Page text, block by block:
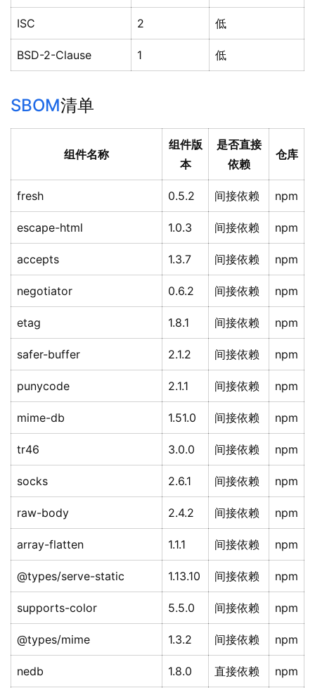
ISC 2 低
BSD-2-Clause 1 低
SBOM清单
组件名称
组件版
本
是否直接
依赖
仓库
fresh 0.5.2 间接依赖 npm
escape-html 1.0.3 间接依赖 npm
accepts 1.3.7 间接依赖 npm
negotiator 0.6.2 间接依赖 npm
etag 1.8.1 间接依赖 npm
safer-buffer 2.1.2 间接依赖 npm
punycode 2.1.1 间接依赖 npm
mime-db 1.51.0 间接依赖 npm
tr46 3.0.0 间接依赖 npm
socks 2.6.1 间接依赖 npm
raw-body 2.4.2 间接依赖 npm
array-flatten 1.1.1 间接依赖 npm
@types/serve-static 1.13.10 间接依赖 npm
supports-color 5.5.0 间接依赖 npm
@types/mime 1.3.2 间接依赖 npm
nedb 1.8.0 直接依赖 npm